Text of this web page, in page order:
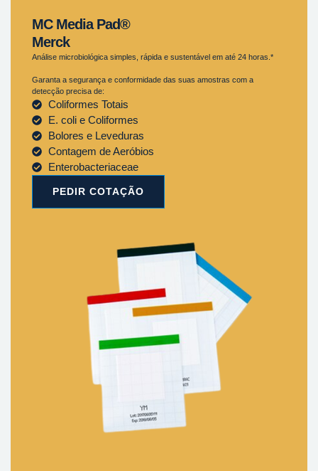
MC Media Pad®
Merck
Análise microbiológica simples, rápida e sustentável em até 24 horas.*
Garanta a segurança e conformidade das suas amostras com a
detecção precisa de:
Coliformes Totais
E. coli e Coliformes
Bolores e Leveduras
Contagem de Aeróbios
Enterobacteriaceae
PEDIR COTAÇÃO